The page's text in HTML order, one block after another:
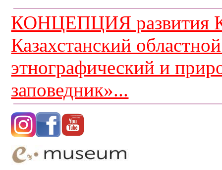
КОНЦЕПЦИЯ развития
Казахстанский
этнографический и
заповедник»...